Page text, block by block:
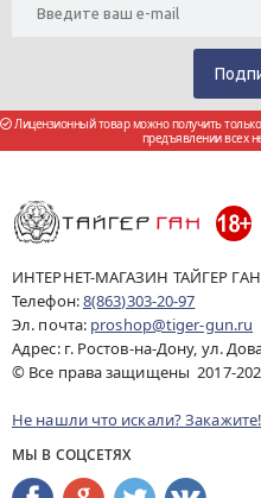
Лицензионный товар можно получить
предъявлении всех
ИНТЕРНЕТ-МАГАЗИН ТАЙГЕР ГАН
Телефон:8(863)303-20-97
Эл. почта: proshop@tiger-gun.ru
Адрес: г. Ростов-на-Дону, ул.
© Все права защищены 2017-
Не нашли что искали? Закажите!
МЫ В СОЦСЕТЯХ